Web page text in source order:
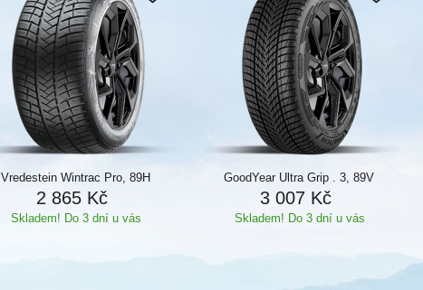
Vredestein Wintrac Pro, 89H
2 865 Kč
Skladem! Do 3 dní u vás
GoodYear Ultra Grip . 3, 89V
3 007 Kč
Skladem! Do 3 dní u vás